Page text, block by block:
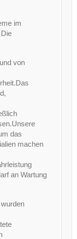
im
von
das
machen
an Wartung